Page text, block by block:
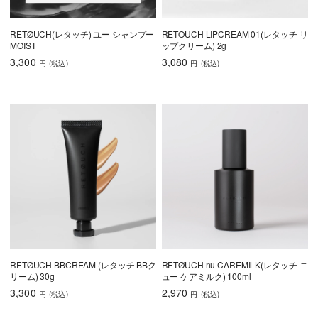
RETØUCH(レタッチ) ユー シャンプー
MOIST
3,300 円 (税込)
RETOUCH LIPCREAM 01(レタッチ リ
ップクリーム) 2g
3,080 円 (税込)
RETØUCH BBCREAM (レタッチ BBク
リーム) 30g
3,300 円 (税込)
RETØUCH nu CAREMILK(レタッチ ニ
ュー ケアミルク) 100ml
2,970 円 (税込)